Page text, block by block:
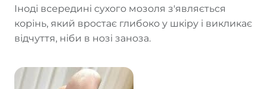
Іноді всередині сухого мозоля з'являється
корінь, який вростає глибоко у шкіру і викликає
відчуття, ніби в нозі заноза.